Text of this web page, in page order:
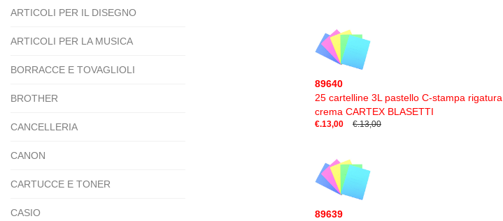
ARTICOLI PER IL DISEGNO
ARTICOLI PER LA MUSICA
BORRACCE E TOVAGLIOLI
BROTHER
CANCELLERIA
CANON
CARTUCCE E TONER
CASIO
89640
25 cartelline 3L pastello C-stampa rigatura
crema CARTEX BLASETTI
€.13,00 €.13,00
89639